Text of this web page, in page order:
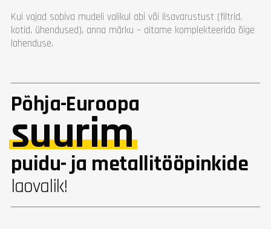
Kui vajad sobiva mudeli valikul abi või lisavarustust (filtrid,
kotid, ühendused), anna märku – aitame komplekteerida õige
lahenduse.
Põhja-Euroopa
suurim
puidu- ja metallitööpinkide
laovalik!